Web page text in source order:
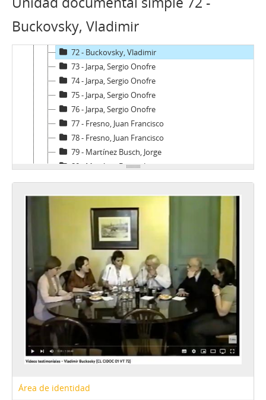
Buckovsky, Vladimir
69 - Matthei, Fernando
70 - Stange, Rodolfo
71 - Jarpa, Sergio Onofre
72 - Buckovsky, Vladimir
73 - Jarpa, Sergio Onofre
74 - Jarpa, Sergio Onofre
75 - Jarpa, Sergio Onofre
76 - Jarpa, Sergio Onofre
77 - Fresno, Juan Francisco
78 - Fresno, Juan Francisco
79 - Martínez Busch, Jorge
80 - Martínez Busch, Jorge
81 - Thayer, William
82 - Moreno, Fernando
83 - Martínez Busch, Jorge
84 - Silva Solar, Julio
85 - Martínez Busch, Jorge
86 - Fresno, Juan Francisco; Zabala, José.
87 - Fresno, Juan Francisco
88 - Silva Solar, Julio
89 - Thayer, William
90 - Martínez Busch, Jorge
91 - Krauss, Enrique
92 - Frei B., Arturo
93 - Viera Gallo, José Antonio
94 - Boeninger, Edgardo
96 - Boeninger, Edgardo
Área de identidad